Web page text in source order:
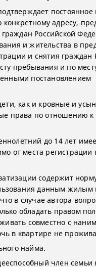
постоянное
адресу,
Российской
и жительства в
и снятия граждан
пребывания и по
постановлением
как и кровные и
права по отношению к
до 14 лет
от места регистрации
содержит
данным
в случае автора
обладать правом
совместно с
в квартире не
найма.
член семьи